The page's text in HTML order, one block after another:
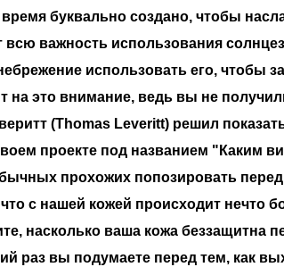
время буквально создано, чтобы
всю важность использования
использовать его, чтобы
на это внимание, ведь вы не
(Thomas Leveritt) решил
проекте под названием "Каким
прохожих попозировать
что с нашей кожей происходит нечто
насколько ваша кожа беззащитна
раз вы подумаете перед тем, как